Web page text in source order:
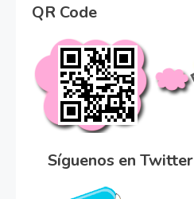
QR Code
Síguenos en Twitter